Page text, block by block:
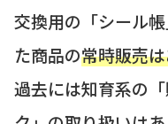
交換用の「シール
た商品の常時販売
過去には知育系の